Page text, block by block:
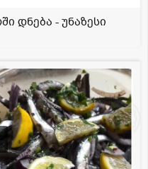
დნება - უნაზესი